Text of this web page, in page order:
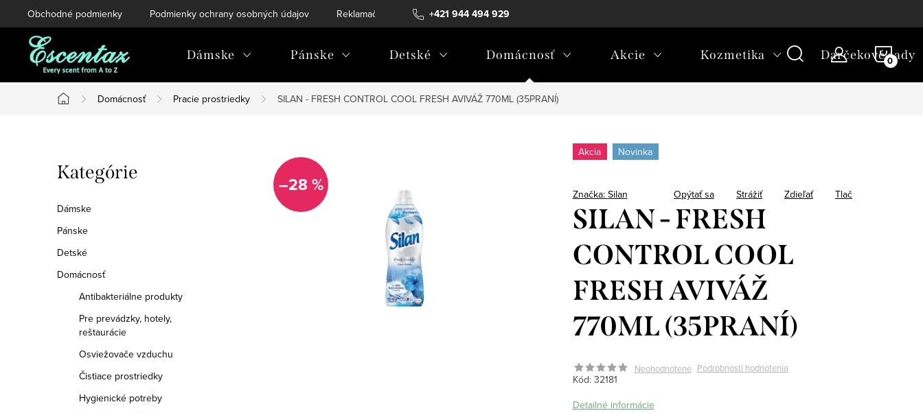
na
+421 944 494 929
Obchodné podmienky Podmienky ochrany osobných údajov Reklamačný poriadok Reklamačný formulár
Dámske Pánske Detské Domácnosť Akcie Kozmetika Darčekové sady
Domov
Domácnosť Pracie prostriedky SILAN - FRESH CONTROL COOL FRESH AVIVÁŽ 770ML (35PRANÍ)
o
č
n
ý
Preskočiť
kategórie
Kategórie
Dámske
Pánske
Detské
Domácnosť
Antibakteriálne produkty
Pre prevádzky, hotely,
reštaurácie
Osviežovače vzduchu
Čistiace prostriedky
Hygienické potreby
–28 %
Akcia Novinka
SILAN - FRESH
CONTROL COOL
FRESH AVIVÁŽ
770ML (35PRANÍ)
Neohodnotené Podrobnosti hodnotenia
Kód: 32181
Detailné informácie
Značka: Silan Tlač
Opýtať sa Strážiť Zdieľať